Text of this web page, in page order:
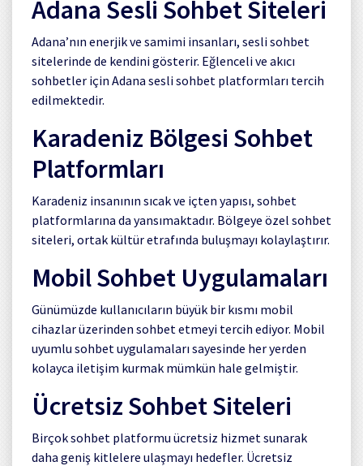
Adana Sesli Sohbet Siteleri
Adana’nın enerjik ve samimi insanları, sesli sohbet
sitelerinde de kendini gösterir. Eğlenceli ve akıcı
sohbetler için Adana sesli sohbet platformları tercih
edilmektedir.
Karadeniz Bölgesi Sohbet
Platformları
Karadeniz insanının sıcak ve içten yapısı, sohbet
platformlarına da yansımaktadır. Bölgeye özel sohbet
siteleri, ortak kültür etrafında buluşmayı kolaylaştırır.
Mobil Sohbet Uygulamaları
Günümüzde kullanıcıların büyük bir kısmı mobil
cihazlar üzerinden sohbet etmeyi tercih ediyor. Mobil
uyumlu sohbet uygulamaları sayesinde her yerden
kolayca iletişim kurmak mümkün hale gelmiştir.
Ücretsiz Sohbet Siteleri
Birçok sohbet platformu ücretsiz hizmet sunarak
daha geniş kitlelere ulaşmayı hedefler. Ücretsiz